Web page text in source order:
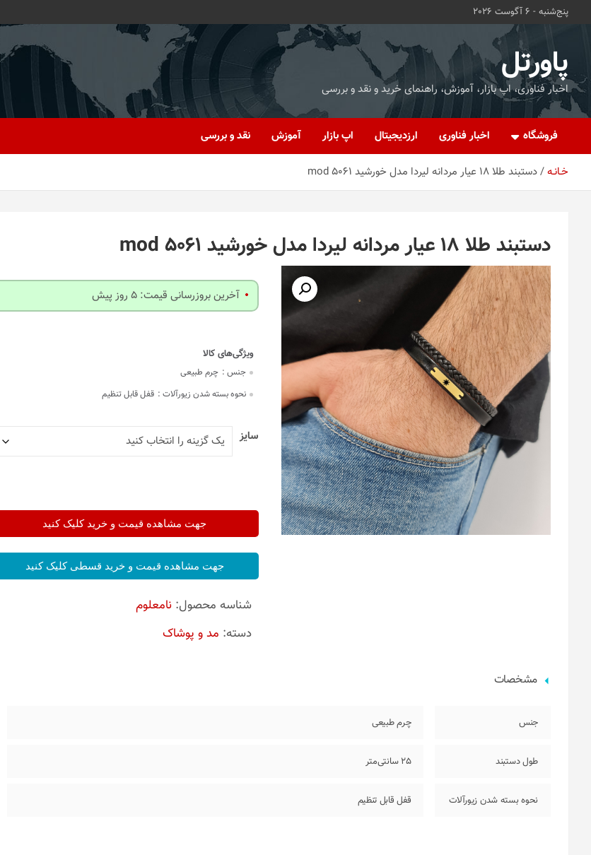
پنج‌شنبه - 6 آگوست 2026
پاورتل
اخبار فناوری، اپ بازار، آموزش، راهنمای خرید و نقد و بررسی
فروشگاه اخبار فناوری ارزدیجیتال اپ بازار آموزش نقد و بررسی
خـانـه دستبند طلا 18 عیار مردانه لیردا مدل خورشید mod 5061
دستبند طلا 18 عیار مردانه لیردا مدل خورشید mod 5061
آخرین بروزرسانی قیمت: 5 روز پیش
جنس : چرم طبیعی
نحوه بسته شدن زیورآلات : قفل قابل تنظیم
سایز
جهت مشاهده قیمت و خرید کلیک کنید
جهت مشاهده قیمت و خرید قسطی کلیک کنید
شناسه محصول: نامعلوم
دسته: مد و پوشاک
مشخصات
جنس چرم طبیعی
طول دستبند 25 سانتی‌متر
نحوه بسته شدن زیورآلات قفل قابل تنظیم